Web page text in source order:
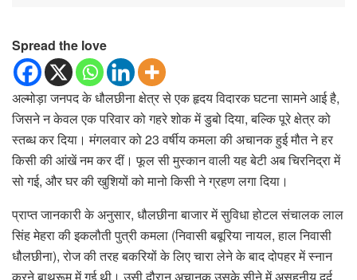
Spread the love
अल्मोड़ा जनपद के धौलछीना क्षेत्र से एक हृदय विदारक घटना सामने आई है,
जिसने न केवल एक परिवार को गहरे शोक में डुबो दिया, बल्कि पूरे क्षेत्र को
स्तब्ध कर दिया। मंगलवार को 23 वर्षीय कमला की अचानक हुई मौत ने हर
किसी की आंखें नम कर दीं। फूल सी मुस्कान वाली यह बेटी अब चिरनिद्रा में
सो गई, और घर की खुशियों को मानो किसी ने ग्रहण लगा दिया।
प्राप्त जानकारी के अनुसार, धौलछीना बाजार में सुविधा होटल संचालक लाल
सिंह मेहरा की इकलौती पुत्री कमला (निवासी बबूरिया नायल, हाल निवासी
धौलछीना), रोज की तरह बकरियों के लिए चारा लेने के बाद दोपहर में स्नान
करने बाथरूम में गई थी। उसी दौरान अचानक उसके सीने में असहनीय दर्द